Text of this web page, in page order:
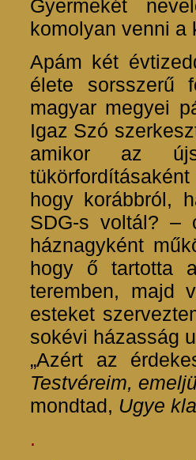
Gyermekét
komolyan venni a
Apám két
élete sorsszerű
magyar megyei
Igaz Szó
amikor az
hogy korábbról,
SDG-s voltál? –
háznagyként
hogy ő tartotta
teremben, majd
esteket
sokévi házasság
„Azért az
Testvéreim,
mondtad, Ugye
.